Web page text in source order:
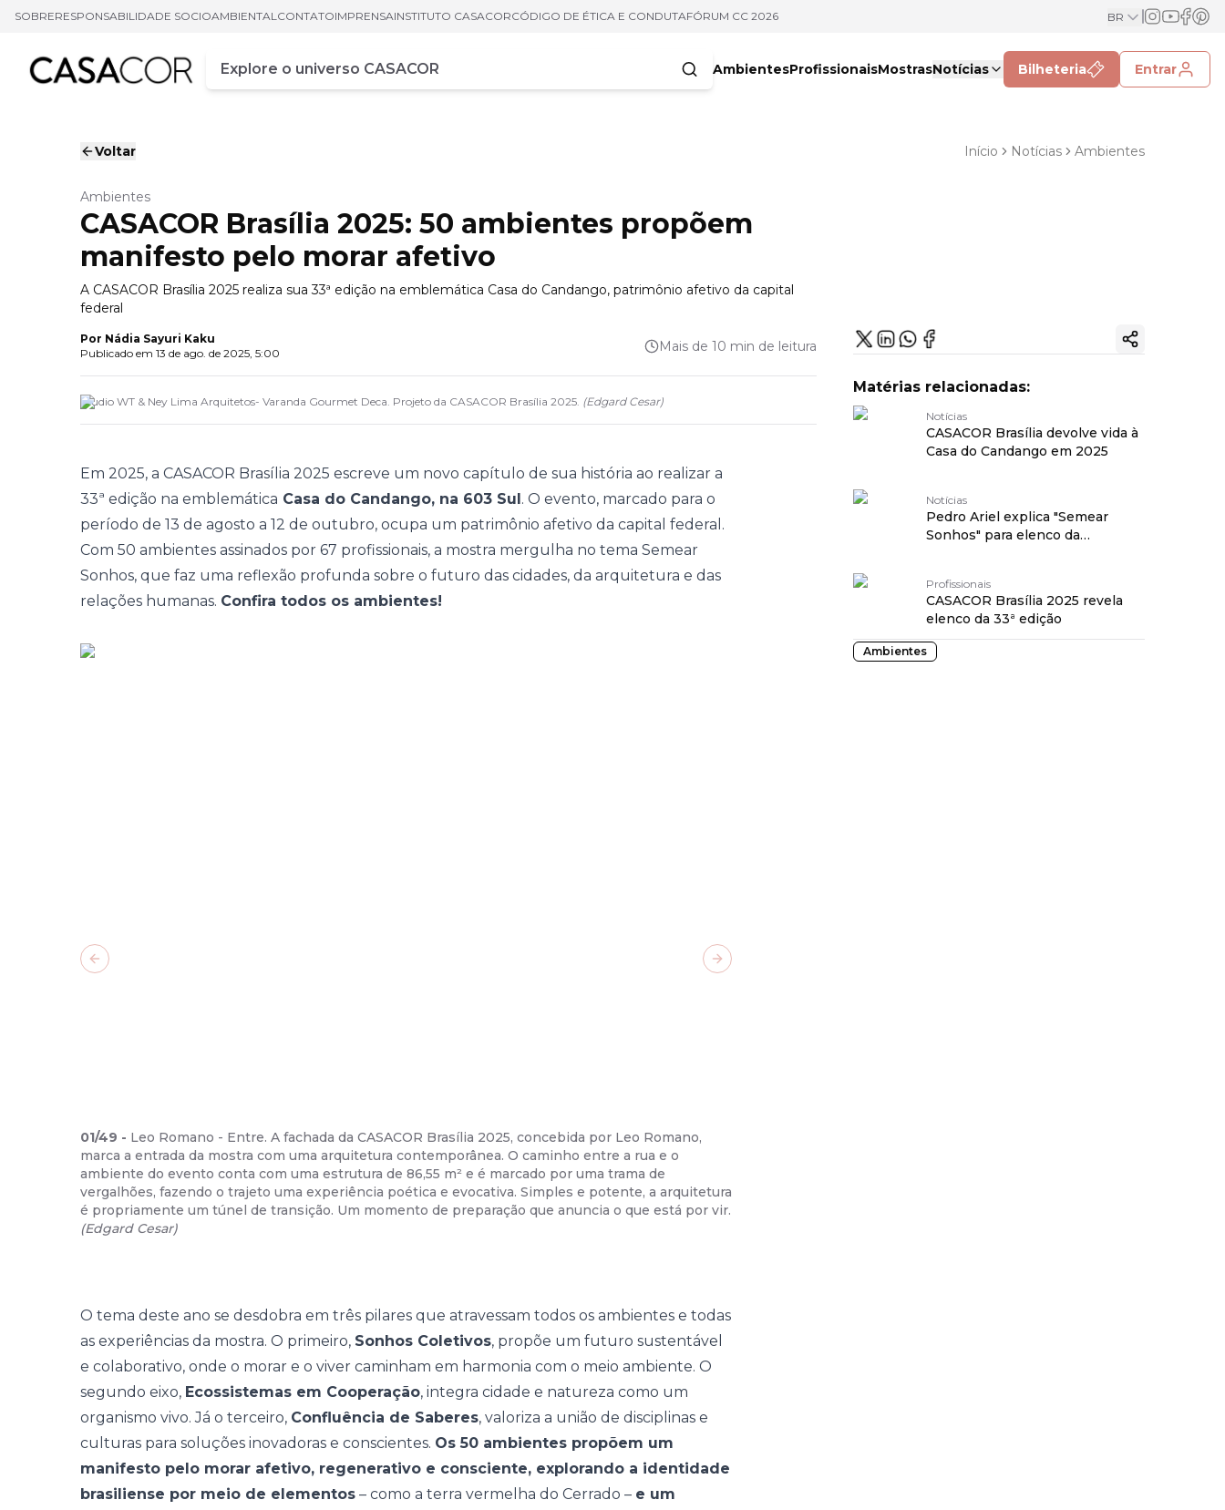
SOBRERESPONSABILIDADE SOCIOAMBIENTALCONTATOIMPRENSAINSTITUTO CASACORCÓDIGO DE ÉTICA E CONDUTAFÓRUM CC 2026 BR
Campo de busca
Digite pelo menos três caracteres
AmbientesProfissionaisMostrasNotícias Bilheteria Entrar
Voltar Início Notícias Ambientes
Ambientes
CASACOR Brasília 2025: 50 ambientes propõem
manifesto pelo morar afetivo
A CASACOR Brasília 2025 realiza sua 33ª edição na emblemática Casa do Candango, patrimônio afetivo da capital
federal
Por Nádia Sayuri Kaku
Publicado em 13 de ago. de 2025, 5:00 Mais de 10 min de leitura
Studio WT & Ney Lima Arquitetos- Varanda Gourmet Deca. Projeto da CASACOR Brasília 2025. (Edgard Cesar)
Em 2025, a CASACOR Brasília 2025 escreve um novo capítulo de sua história ao realizar a
33ª edição na emblemática Casa do Candango, na 603 Sul. O evento, marcado para o
período de 13 de agosto a 12 de outubro, ocupa um patrimônio afetivo da capital federal.
Com 50 ambientes assinados por 67 profissionais, a mostra mergulha no tema Semear
Sonhos, que faz uma reflexão profunda sobre o futuro das cidades, da arquitetura e das
relações humanas. Confira todos os ambientes!
01/49 - Leo Romano - Entre. A fachada da CASACOR Brasília 2025, concebida por Leo Romano,
marca a entrada da mostra com uma arquitetura contemporânea. O caminho entre a rua e o
ambiente do evento conta com uma estrutura de 86,55 m² e é marcado por uma trama de
vergalhões, fazendo o trajeto uma experiência poética e evocativa. Simples e potente, a arquitetura
é propriamente um túnel de transição. Um momento de preparação que anuncia o que está por vir.
(Edgard Cesar)
Previous slide Next slide
O tema deste ano se desdobra em três pilares que atravessam todos os ambientes e todas
as experiências da mostra. O primeiro, Sonhos Coletivos, propõe um futuro sustentável
e colaborativo, onde o morar e o viver caminham em harmonia com o meio ambiente. O
segundo eixo, Ecossistemas em Cooperação, integra cidade e natureza como um
organismo vivo. Já o terceiro, Confluência de Saberes, valoriza a união de disciplinas e
culturas para soluções inovadoras e conscientes. Os 50 ambientes propõem um
manifesto pelo morar afetivo, regenerativo e consciente, explorando a identidade
brasiliense por meio de elementos – como a terra vermelha do Cerrado – e um
Copiar link
Matérias relacionadas:
Notícias
CASACOR Brasília devolve vida à
Casa do Candango em 2025
Notícias
Pedro Ariel explica "Semear
Sonhos" para elenco da
Profissionais
CASACOR Brasília 2025 revela
elenco da 33ª edição
Ambientes